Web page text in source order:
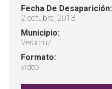
Fecha De Desaparición:
2 octubre, 2013
Municipio:
Veracruz
Formato:
video